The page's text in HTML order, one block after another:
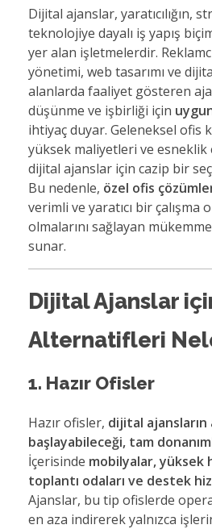
Dijital ajanslar, yaratıcılığın,
teknolojiye dayalı iş yapış
yer alan işletmelerdir.
yönetimi, web tasarımı ve
alanlarda faaliyet gösteren
düşünme ve işbirliği için
ihtiyaç duyar. Geleneksel ofis
yüksek maliyetleri ve esneklik
dijital ajanslar için cazip bir
Bu nedenle, özel ofis
verimli ve yaratıcı bir çalışma
olmalarını sağlayan
sunar.
Dijital Ajanslar
Alternatifleri
1. Hazır Ofisler
Hazır ofisler, dijital ajansların
başlayabileceği, tam
İçerisinde mobilyalar, yüksek
toplantı odaları ve destek
Ajanslar, bu tip ofislerde
en aza indirerek yalnızca